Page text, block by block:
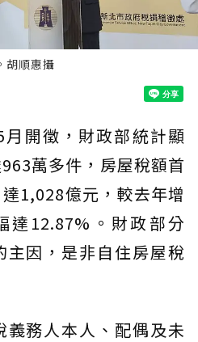
胡順惠攝
開徵，財政部統計顯
萬多件，房屋稅額首
1,028億元，較去年增
達12.87%。財政部分
因，是非自住房屋稅
務人本人、配偶及未